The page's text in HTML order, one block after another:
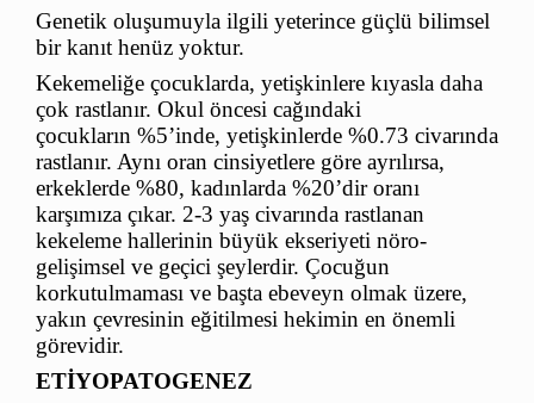
Genetik oluşumuyla ilgili yeterince güçlü bilimsel
bir kanıt henüz yoktur.
Kekemeliğe çocuklarda, yetişkinlere kıyasla daha
çok rastlanır. Okul öncesi cağındaki
çocukların %5’inde, yetişkinlerde %0.73 civarında
rastlanır. Aynı oran cinsiyetlere göre ayrılırsa,
erkeklerde %80, kadınlarda %20’dir oranı
karşımıza çıkar. 2-3 yaş civarında rastlanan
kekeleme hallerinin büyük ekseriyeti nöro-
gelişimsel ve geçici şeylerdir. Çocuğun
korkutulmaması ve başta ebeveyn olmak üzere,
yakın çevresinin eğitilmesi hekimin en önemli
görevidir.
ETİYOPATOGENEZ